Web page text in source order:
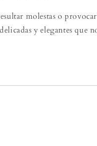
molestas o
y elegantes que